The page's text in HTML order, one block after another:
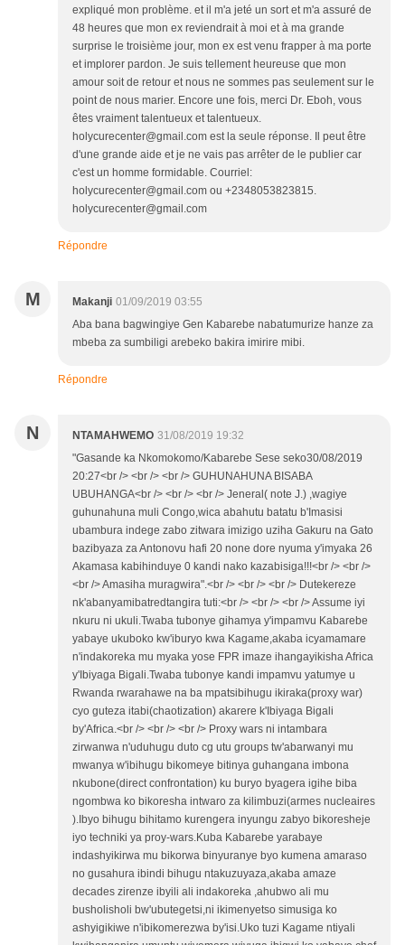
expliqué mon problème. et il m'a jeté un sort et m'a assuré de
48 heures que mon ex reviendrait à moi et à ma grande
surprise le troisième jour, mon ex est venu frapper à ma porte
et implorer pardon. Je suis tellement heureuse que mon
amour soit de retour et nous ne sommes pas seulement sur le
point de nous marier. Encore une fois, merci Dr. Eboh, vous
êtes vraiment talentueux et talentueux.
holycurecenter@gmail.com est la seule réponse. Il peut être
d'une grande aide et je ne vais pas arrêter de le publier car
c'est un homme formidable. Courriel:
holycurecenter@gmail.com ou +2348053823815.
holycurecenter@gmail.com
Répondre
M Makanji 01/09/2019 03:55
Aba bana bagwingiye Gen Kabarebe nabatumurize hanze za
mbeba za sumbiligi arebeko bakira imirire mibi.
Répondre
N NTAMAHWEMO 31/08/2019 19:32
"Gasande ka Nkomokomo/Kabarebe Sese seko30/08/2019
20:27<br /> <br /> <br /> GUHUNAHUNA BISABA
UBUHANGA<br /> <br /> <br /> Jeneral( note J.) ,wagiye
guhunahuna muli Congo,wica abahutu batatu b'Imasisi
ubambura indege zabo zitwara imizigo uziha Gakuru na Gato
bazibyaza za Antonovu hafi 20 none dore nyuma y'imyaka 26
Akamasa kabihinduye 0 kandi nako kazabisiga!!!<br /> <br />
<br /> Amasiha muragwira".<br /> <br /> <br /> Dutekereze
nk'abanyamibatredtangira tuti:<br /> <br /> <br /> Assume iyi
nkuru ni ukuli.Twaba tubonye gihamya y'impamvu Kabarebe
yabaye ukuboko kw'iburyo kwa Kagame,akaba icyamamare
n'indakoreka mu myaka yose FPR imaze ihangayikisha Africa
y'Ibiyaga Bigali.Twaba tubonye kandi impamvu yatumye u
Rwanda rwarahawe na ba mpatsibihugu ikiraka(proxy war)
cyo guteza itabi(chaotization) akarere k'Ibiyaga Bigali
by'Africa.<br /> <br /> <br /> Proxy wars ni intambara
zirwanwa n'uduhugu duto cg utu groups tw'abarwanyi mu
mwanya w'ibihugu bikomeye bitinya guhangana imbona
nkubone(direct confrontation) ku buryo byagera igihe biba
ngombwa ko bikoresha intwaro za kilimbuzi(armes nucleaires
).Ibyo bihugu bihitamo kurengera inyungu zabyo bikoresheje
iyo techniki ya proy-wars.Kuba Kabarebe yarabaye
indashyikirwa mu bikorwa binyuranye byo kumena amaraso
no gusahura ibindi bihugu ntakuzuyaza,akaba amaze
decades zirenze ibyili ali indakoreka ,ahubwo ali mu
busholisholi bw'ubutegetsi,ni ikimenyetso simusiga ko
ashyigikiwe n'ibikomerezwa by'isi.Uko tuzi Kagame ntiyali